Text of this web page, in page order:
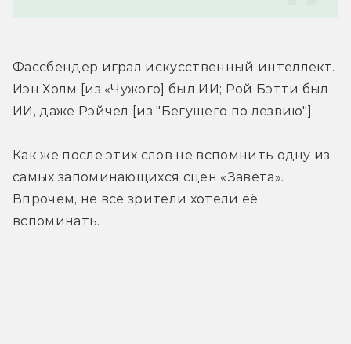
Фассбендер играл искусственный интеллект.
Иэн Холм [из «Чужого] был ИИ; Рой Бэтти был
ИИ, даже Рэйчел [из "Бегущего по лезвию"].
Как же после этих слов не вспомнить одну из
самых запоминающихся сцен «Завета».
Впрочем, не все зрители хотели её
вспоминать.